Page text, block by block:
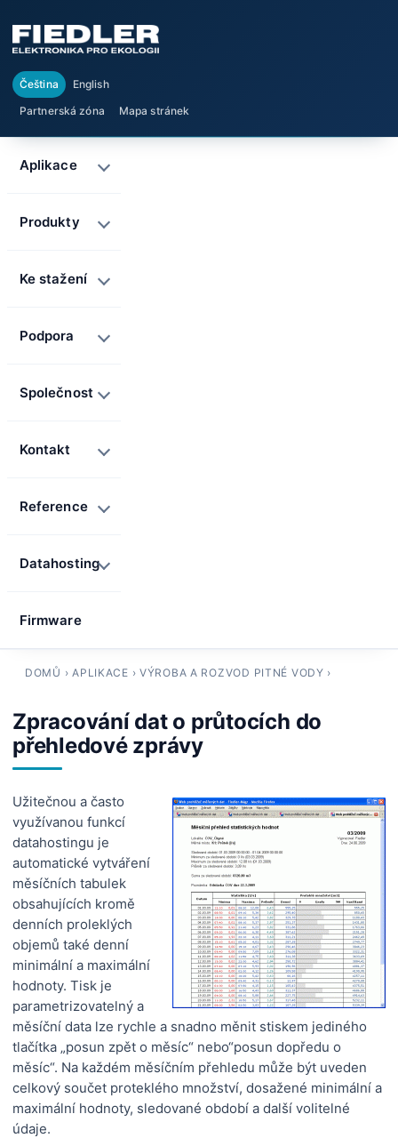
Čeština
English
Partnerská zóna
Mapa stránek
DOMŮ ›APLIKACE › VÝROBA A ROZVOD PITNÉ VODY ›
Zpracování dat o průtocích do
přehledové zprávy
Užitečnou a často
využívanou funkcí
datahostingu je
automatické vytváření
měsíčních tabulek
obsahujících kromě
denních proleklých
objemů také denní
minimální a maximální
hodnoty. Tisk je
parametrizovatelný a
měsíční data lze rychle a snadno měnit stiskem jediného
tlačítka „posun zpět o měsíc“ nebo“posun dopředu o
měsíc“. Na každém měsíčním přehledu může být uveden
celkový součet proteklého množství, dosažené minimální a
maximální hodnoty, sledované období a další volitelné
údaje.
Aplikace
Produkty
Ke stažení
Podpora
Společnost
Kontakt
Reference
Datahosting
Firmware